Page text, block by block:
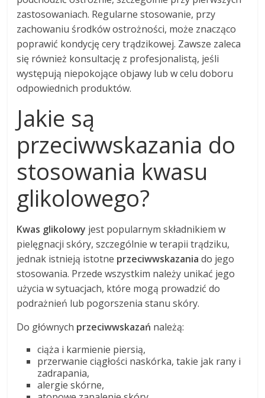
zastosowaniach. Regularne stosowanie, przy
zachowaniu środków ostrożności, może znacząco
poprawić kondycję cery trądzikowej. Zawsze zaleca
się również konsultację z profesjonalistą, jeśli
występują niepokojące objawy lub w celu doboru
odpowiednich produktów.
Jakie są
przeciwwskazania do
stosowania kwasu
glikolowego?
Kwas glikolowy jest popularnym składnikiem w
pielęgnacji skóry, szczególnie w terapii trądziku,
jednak istnieją istotne przeciwwskazania do jego
stosowania. Przede wszystkim należy unikać jego
użycia w sytuacjach, które mogą prowadzić do
podrażnień lub pogorszenia stanu skóry.
Do głównych przeciwwskazań należą:
ciąża i karmienie piersią,
przerwanie ciągłości naskórka, takie jak rany i
zadrapania,
alergie skórne,